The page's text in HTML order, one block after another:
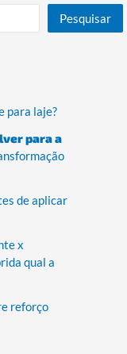
Pesquisar
para laje?
para a
de aplicar
x
qual a
reforço